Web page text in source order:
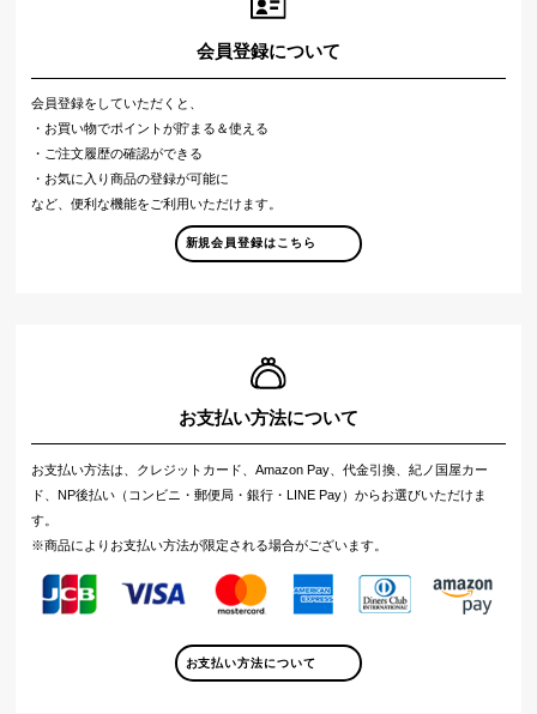
会員登録について
会員登録をしていただくと、
・お買い物でポイントが貯まる＆使える
・ご注文履歴の確認ができる
・お気に入り商品の登録が可能に
など、便利な機能をご利用いただけます。
新規会員登録はこちら
お支払い方法について
お支払い方法は、クレジットカード、Amazon Pay、代金引換、紀ノ国屋カー
ド、NP後払い（コンビニ・郵便局・銀行・LINE Pay）からお選びいただけま
す。
※商品によりお支払い方法が限定される場合がございます。
お支払い方法について